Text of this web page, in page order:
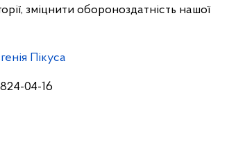
зміцнити обороноздатність нашої
Пікуса
04-16